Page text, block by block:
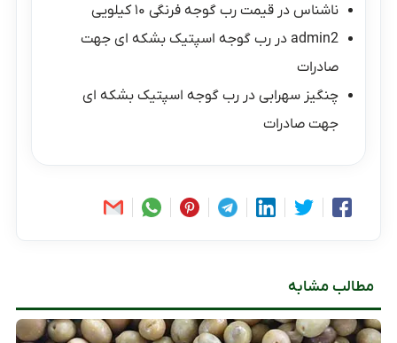
ناشناس درقیمت رب گوجه فرنگی ۱۰ کیلویی
admin2 دررب گوجه اسپتیک بشکه ای جهت
صادرات
چنگیز سهرابی دررب گوجه اسپتیک بشکه ای
جهت صادرات
مطالب مشابه